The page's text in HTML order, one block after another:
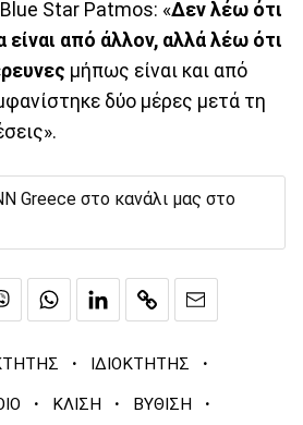
Star Patmos: «Δεν λέω ότι
είναι από άλλον, αλλά λέω ότι
μήπως είναι και από
δύο μέρες μετά τη
Greece στο κανάλι μας στο
· ΙΔΙΟΚΤΗΤΗΣ ·
· ΚΛΙΣΗ · ΒΥΘΙΣΗ ·